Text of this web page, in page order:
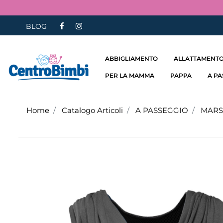
BLOG
ABBIGLIAMENTO
PER LA MAMMA PAPPA A
Home Catalogo Articoli A PASSEGGIO